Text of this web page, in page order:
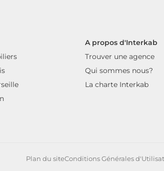
A propos d'Interkab
Trouver une agence
Qui sommes nous?
La charte Interkab
Plan du siteConditions Générales